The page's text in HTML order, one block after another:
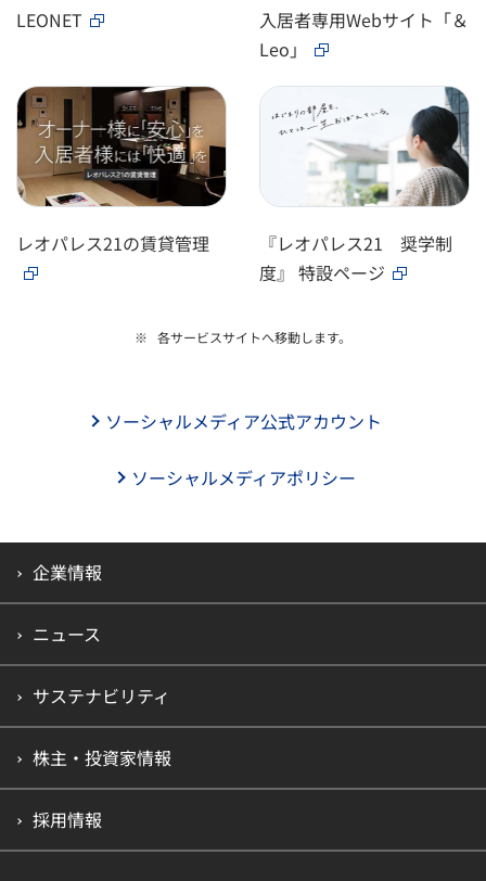
LEONET
入居者専用Webサイト「＆
Leo」
レオパレス21の賃貸管理
『レオパレス21 奨学制
度』 特設ページ
各サービスサイトへ移動します。
ソーシャルメディア公式アカウント
ソーシャルメディアポリシー
企業情報
ニュース
サステナビリティ
株主・投資家情報
採用情報